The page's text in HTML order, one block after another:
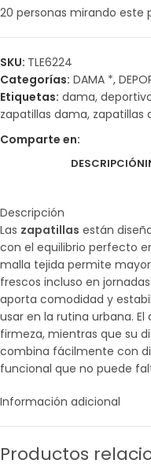
20 personas mirando este
SKU: TLE6224
Categorías: DAMA *,
Etiquetas: dama,
zapatillas dama, zapatillas
Comparte en:
DESCRIPCIÓN
Descripción
Las zapatillas están
con el equilibrio perfecto
malla tejida permite
frescos incluso en
aporta comodidad y
usar en la rutina urbana.
firmeza, mientras que su
combina fácilmente con
funcional que no puede
Información adicional
Productos